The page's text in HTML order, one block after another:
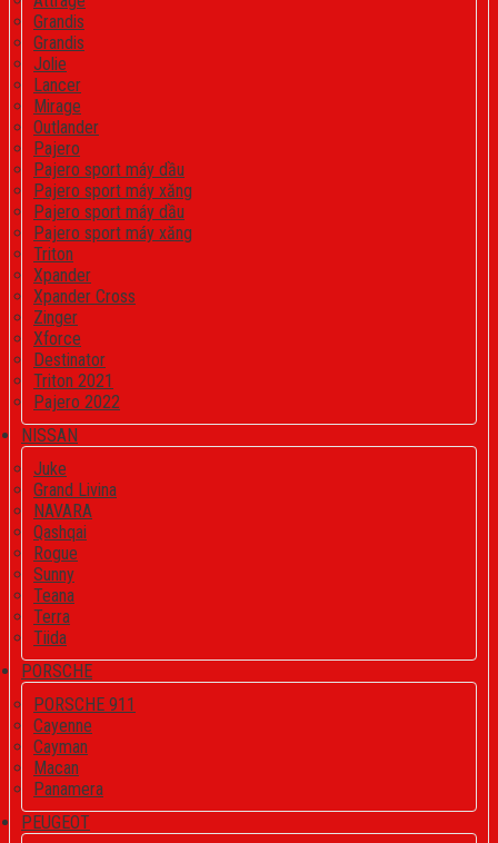
Grandis
Grandis
Jolie
Lancer
Mirage
Outlander
Pajero
Pajero sport máy dầu
Pajero sport máy xăng
Pajero sport máy dầu
Pajero sport máy xăng
Triton
Xpander
Xpander Cross
Zinger
Xforce
Destinator
Triton 2021
Pajero 2022
NISSAN
Juke
Grand Livina
NAVARA
Qashqai
Rogue
Sunny
Teana
Terra
Tiida
PORSCHE
PORSCHE 911
Cayenne
Cayman
Macan
Panamera
PEUGEOT